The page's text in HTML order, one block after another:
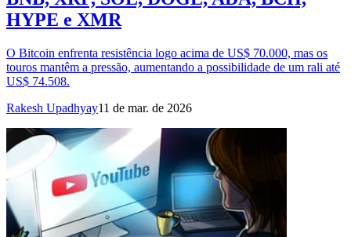
HYPE e XMR
O Bitcoin enfrenta resistência logo acima de US$ 70.000, mas os
touros mantêm a pressão, aumentando a possibilidade de um rali até
US$ 74.508.
Rakesh Upadhyay11 de mar. de 2026